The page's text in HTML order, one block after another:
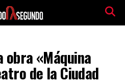
obra «Máquina
de la Ciudad